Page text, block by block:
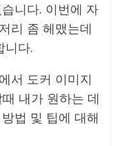
니다. 이번에 자
리 좀 헤맸는데
니다.
서 도커 이미지
내가 원하는 데
법 및 팁에 대해